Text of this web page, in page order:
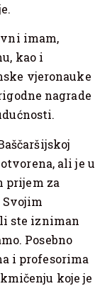
imam,
kao i
vjeronauke
nagrade
ali je u
prijem za
Svojim
ste izniman
Posebno
i profesorima
koje je